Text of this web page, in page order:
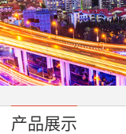
产品展示